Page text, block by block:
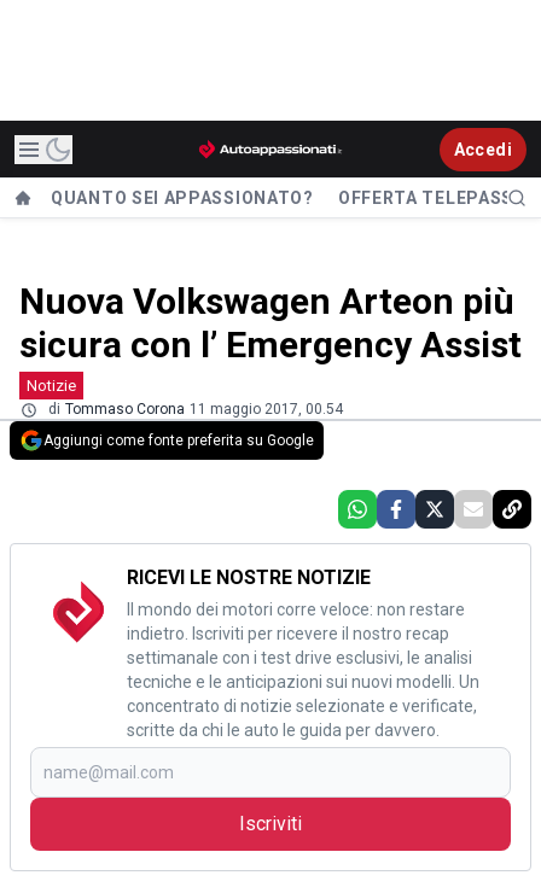
Accedi
QUANTO SEI APPASSIONATO? OFFERTA TELEPASS
Nuova Volkswagen Arteon più
sicura con l’ Emergency Assist
Notizie
di Tommaso Corona 11 maggio 2017, 00.54
Aggiungi come fonte preferita su Google
RICEVI LE NOSTRE NOTIZIE
Il mondo dei motori corre veloce: non restare
indietro. Iscriviti per ricevere il nostro recap
settimanale con i test drive esclusivi, le analisi
tecniche e le anticipazioni sui nuovi modelli. Un
concentrato di notizie selezionate e verificate,
scritte da chi le auto le guida per davvero.
Iscriviti